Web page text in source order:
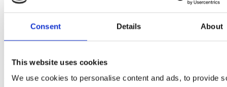
Consent Details About
This website uses cookies
We use cookies to personalise content and ads, to provide
rispondiamo che fare ciò che abbiamo fatto e stiamo facendo su
pensioni, periferie, povertà, lavoro, tasse è giusto, prima ancora che
di sinistra. Giusto.
ha subito le penalizzazioni della Legge Fornero.
Non so se è di sinistra, ma è giusto mettere più soldi sulle
marginalità, a cominciare da povertà e periferie.
Non so se è di sinistra, ma è giusto creare 854.000 posti di lavoro, di